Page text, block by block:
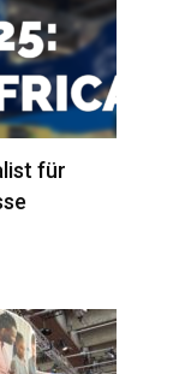
für